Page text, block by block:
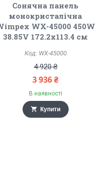
Сонячна панель
монокристалічна
WX-45000 450W
38.85V 172.2х113.4 см
WX-45000
4 920 ₴
3 936 ₴
В наявності
Купити